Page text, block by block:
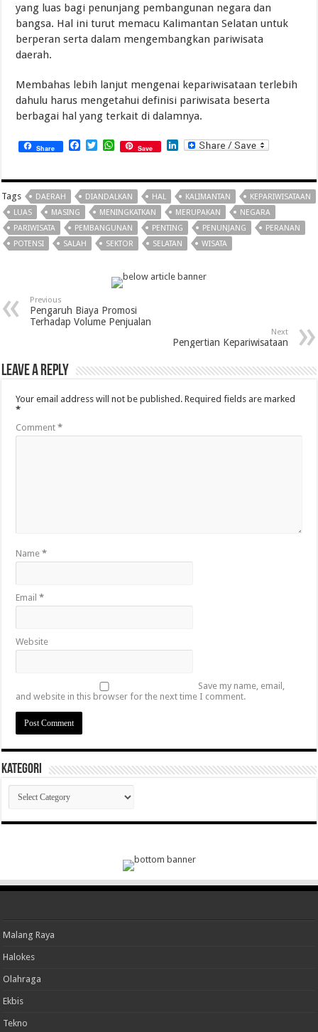
yang luas bagi penunjang pembangunan negara dan
bangsa. Hal ini turut memacu Kalimantan Selatan untuk
berperan serta dalam mengembangkan pariwisata
daerah.
Membahas lebih lanjut mengenai kepariwisataan terlebih
dahulu harus mengetahui definisi pariwisata beserta
berbagai hal yang terkait di dalamnya.
Share Facebook
TwitterWhatsApp
Save LinkedIn
Tags DAERAH DIANDALKAN HAL KALIMANTAN
KEPARIWISATAAN
LUAS
MASING MENINGKATKAN MERUPAKAN
NEGARA
PARIWISATA
PEMBANGUNAN PENTING PENUNJANG
PERANAN
POTENSI
SALAH SEKTOR SELATAN WISATA
Previous
Pengaruh Biaya Promosi
Terhadap Volume Penjualan
Next
Pengertian Kepariwisataan
Leave a Reply
Your email address will not be published. Required fields are marked
*
Comment*
Name*
Email*
Website
Save my name, email,
and website in this browser for the next time I comment.
Kategori
Kategori
Malang Raya
Halokes
Olahraga
Ekbis
Tekno